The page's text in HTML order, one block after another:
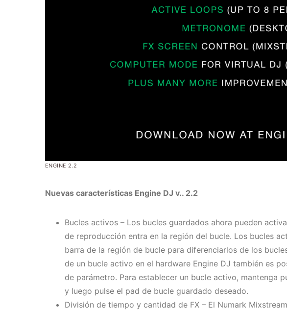
ENGINE 2.2
Nuevas características Engine DJ v.. 2.2
Bucles activos – Los bucles guardados ahora pueden
de reproducción entra en la región del bucle. Los bucles
barra de la región de bucle para diferenciarlos de los
de un bucle activo en el hardware Engine DJ también es
de parámetro. Para establecer un bucle activo, mantenga
y luego pulse el pad de bucle guardado deseado.
División de tiempo y cantidad de FX – El Numark